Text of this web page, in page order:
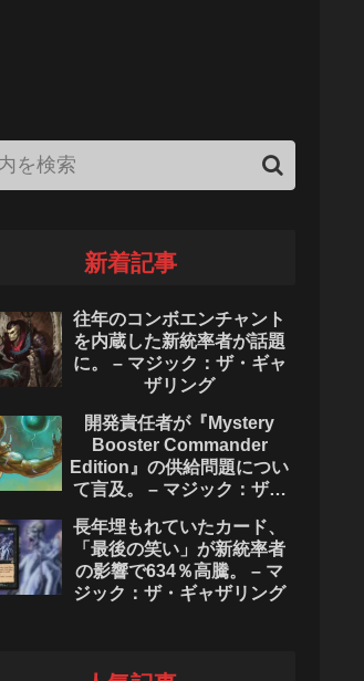
新着記事
往年のコンボエンチャント
を内蔵した新統率者が話題
に。 – マジック：ザ・ギャ
ザリング
開発責任者が『Mystery
Booster Commander
Edition』の供給問題につい
て言及。 – マジック：ザ・
長年埋もれていたカード、
「最後の笑い」が新統率者
の影響で634％高騰。 – マ
ジック：ザ・ギャザリング